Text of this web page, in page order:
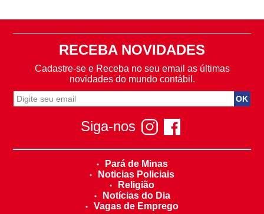
RECEBA NOVIDADES
Cadastre-se e Receba no seu email as últimas
novidades do mundo contábil.
Siga-nos
Pará de Minas
Noticias Policiais
Religião
Notícias do Dia
Vagas de Emprego